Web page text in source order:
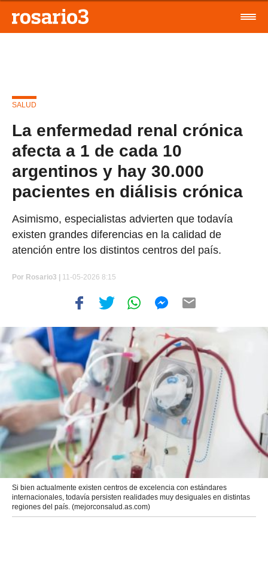
SALUD
La enfermedad renal crónica
afecta a 1 de cada 10
argentinos y hay 30.000
pacientes en diálisis crónica
Asimismo, especialistas advierten que todavía
existen grandes diferencias en la calidad de
atención entre los distintos centros del país.
Por Rosario3 | 11-05-2026 8:15
Si bien actualmente existen centros de excelencia con estándares
internacionales, todavía persisten realidades muy desiguales en distintas
regiones del país. (mejorconsalud.as.com)